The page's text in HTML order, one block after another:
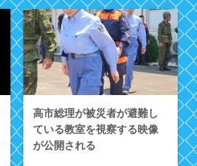
高市総理が被災者が避難し
ている教室を視察する映像
が公開される